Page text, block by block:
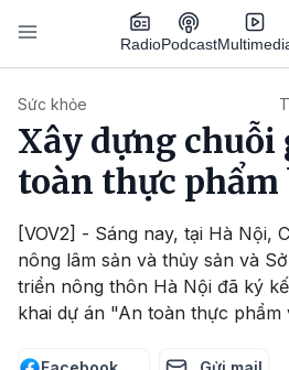
Nhảy đến nội dung
RadioPodcast
Sức khỏe
Xây dựng
toàn thực phẩm
[VOV2] - Sáng nay, tại Hà Nội,
nông lâm sản và thủy sản và
triển nông thôn Hà Nội đã ký
khai dự án "An toàn thực phẩm